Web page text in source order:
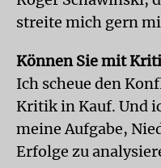
streite mich gern
Können Sie mit
Ich scheue den
Kritik in Kauf. Und
meine Aufgabe,
Erfolge zu